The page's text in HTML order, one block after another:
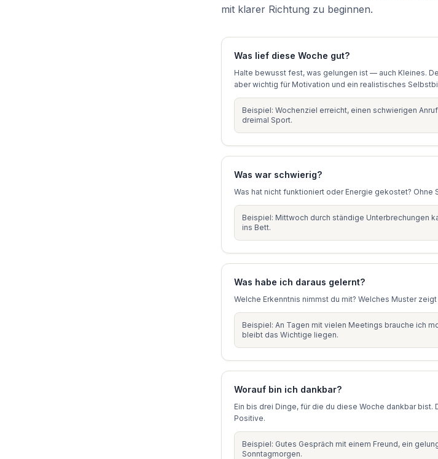
mit klarer Richtung zu beginnen.
Was lief diese Woche gut?
Halte bewusst fest, was gelungen ist — auch Kleines.
aber wichtig für Motivation und ein realistisches
Beispiel: Wochenziel erreicht, einen schwierigen
dreimal Sport.
Was war schwierig?
Was hat nicht funktioniert oder Energie gekostet? Ohne
Beispiel: Mittwoch durch ständige Unterbrechungen
ins Bett.
Was habe ich daraus gelernt?
Welche Erkenntnis nimmst du mit? Welches Muster
Beispiel: An Tagen mit vielen Meetings brauche ich
bleibt das Wichtige liegen.
Worauf bin ich dankbar?
Ein bis drei Dinge, für die du diese Woche dankbar
Positive.
Beispiel: Gutes Gespräch mit einem Freund, ein
Sonntagmorgen.